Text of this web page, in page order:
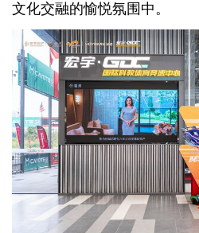
文化交融的愉悦氛围中。